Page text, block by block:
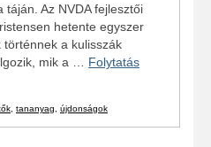
táján. Az NVDA fejlesztői
hetente egyszer
a kulisszák
mik a … Folytatás
, tananyag, újdonságok